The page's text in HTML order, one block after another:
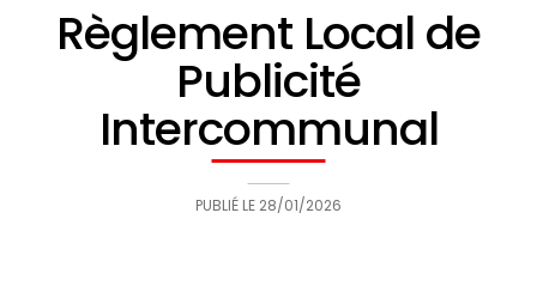
Règlement Local de
Publicité
Intercommunal
PUBLIÉ LE 28/01/2026